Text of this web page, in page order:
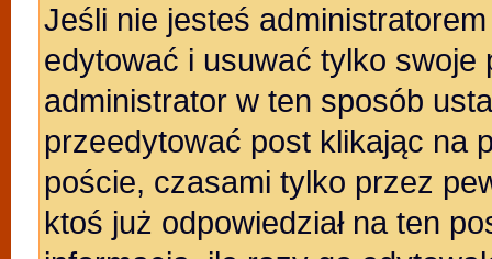
Jeśli nie jesteś
edytować i usuwać tylko swoje
administrator w ten sposób
przeedytować post klikając na
poście, czasami tylko przez
ktoś już odpowiedział na ten